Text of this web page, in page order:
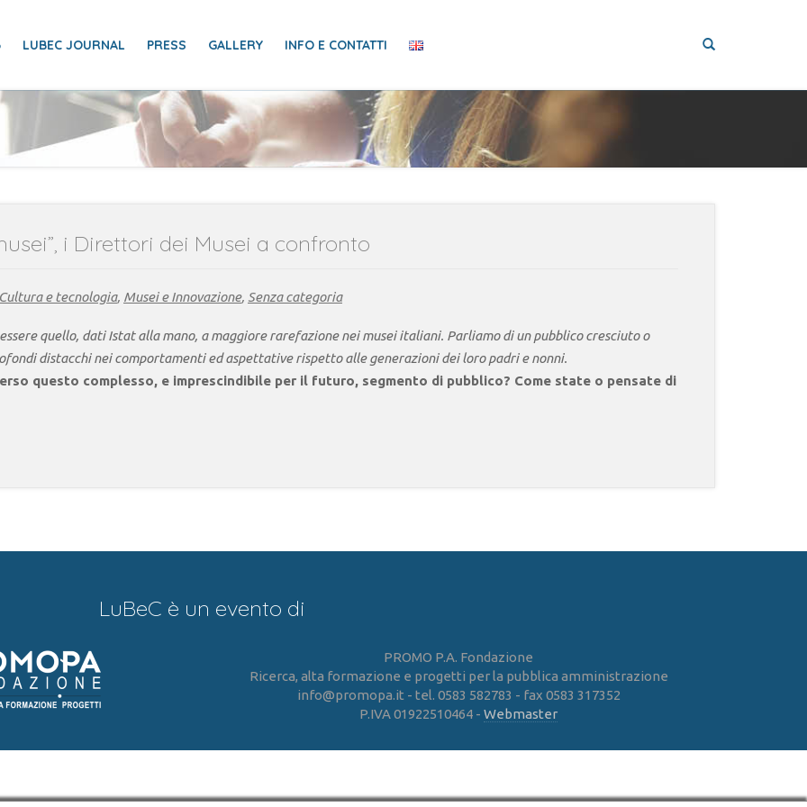
LUBEC JOURNAL PRESS GALLERY INFO E CONTATTI
i Direttori dei Musei a confronto
Cultura e tecnologia, Musei e Innovazione, Senza categoria
quello, dati Istat alla mano, a maggiore rarefazione nei musei italiani. Parliamo di un pubblico cresciuto o
distacchi nei comportamenti ed aspettative rispetto alle generazioni dei loro padri e nonni.
questo complesso, e imprescindibile per il futuro, segmento di pubblico? Come state o pensate di
LuBeC è un evento di
PROMO P.A. Fondazione
Ricerca, alta formazione e progetti per la pubblica amministrazione
info@promopa.it - tel. 0583 582783 - fax 0583 317352
P.IVA 01922510464 - Webmaster